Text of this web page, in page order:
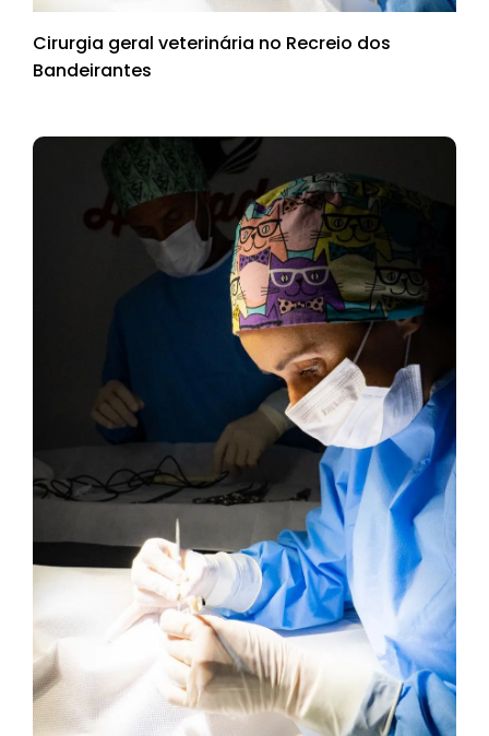
Cirurgia geral veterinária no Recreio dos
Bandeirantes